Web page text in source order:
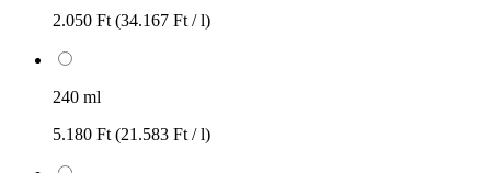
2.050 Ft (34.167 Ft / l)
240 ml
5.180 Ft (21.583 Ft / l)